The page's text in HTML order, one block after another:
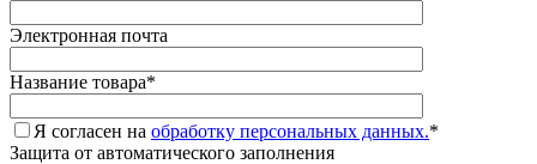
Электронная почта
Название товара*
Я согласен на обработку персональных данных.*
Защита от автоматического заполнения